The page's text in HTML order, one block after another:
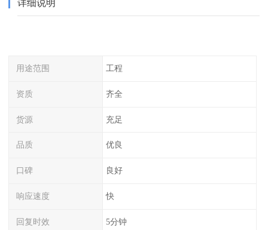
详细说明
用途范围 工程
资质 齐全
货源 充足
品质 优良
口碑 良好
响应速度 快
回复时效 5分钟